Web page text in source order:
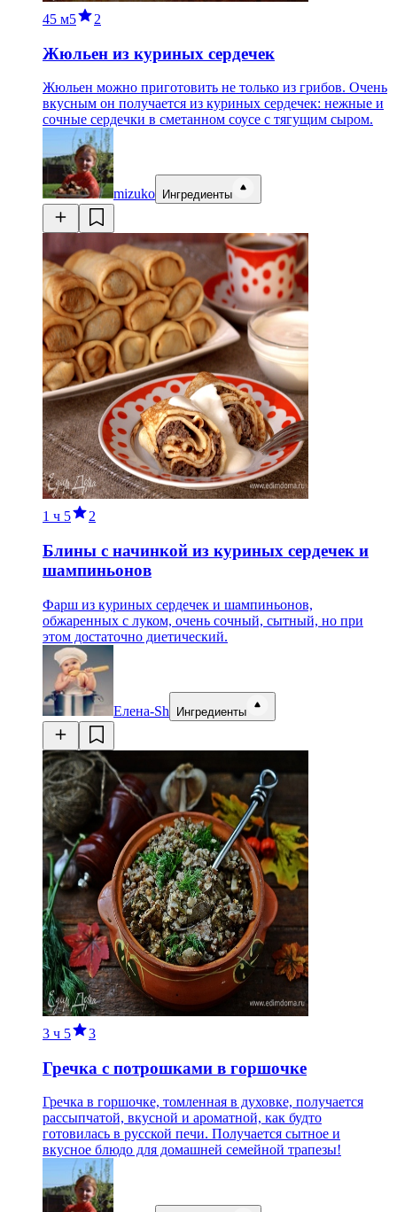
45 м5 2
Жюльен из куриных сердечек
Жюльен можно приготовить не только из грибов. Очень
вкусным он получается из куриных сердечек: нежные и
сочные сердечки в сметанном соусе с тягущим сыром.
mizuko Ингредиенты
1 ч 5 2
Блины с начинкой из куриных сердечек и
шампиньонов
Фарш из куриных сердечек и шампиньонов,
обжаренных с луком, очень сочный, сытный, но при
этом достаточно диетический.
Елена-Sh Ингредиенты
3 ч 5 3
Гречка с потрошками в горшочке
Гречка в горшочке, томленная в духовке, получается
рассыпчатой, вкусной и ароматной, как будто
готовилась в русской печи. Получается сытное и
вкусное блюдо для домашней семейной трапезы!